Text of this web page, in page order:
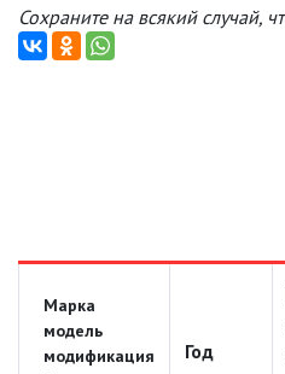
Сохраните на всякий случай,
Марка
модель
модификация
Год